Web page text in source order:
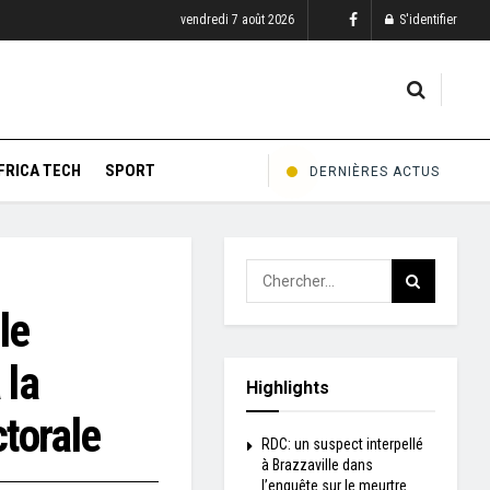
vendredi 7 août 2026 S'identifier
TECH SPORT DERNIÈRES ACTUS
Highlights
RDC: un suspect interpellé
à Brazzaville dans
l’enquête sur le meurtre